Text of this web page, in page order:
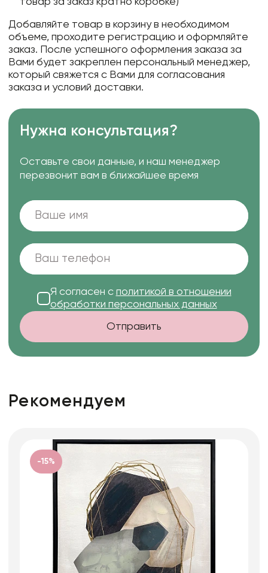
Добавляйте товар в корзину в необходимом
объеме, проходите регистрацию и оформляйте
заказ. После успешного оформления заказа за
Вами будет закреплен персональный менеджер,
который свяжется с Вами для согласования
заказа и условий доставки.
Нужна консультация?
Оставьте свои данные, и наш менеджер
перезвонит вам в ближайшее время
Я согласен с политикой в отношении
обработки персональных данных
Отправить
Рекомендуем
-15%